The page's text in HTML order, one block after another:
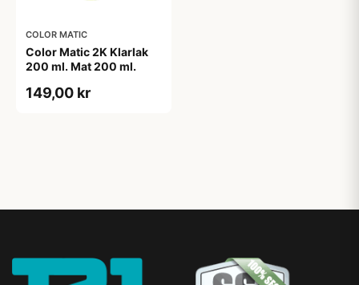
COLOR MATIC
Color Matic 2K Klarlak
200 ml. Mat 200 ml.
149,00 kr